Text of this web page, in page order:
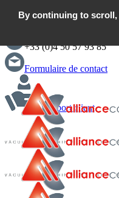
English
+33 (0)4 50 57 93 85
Formulaire de contact
Support client
By continuing to scroll,